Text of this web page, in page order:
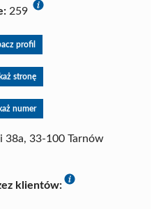
259
profil
stronę
numer
38a, 33-100 Tarnów
klientów: